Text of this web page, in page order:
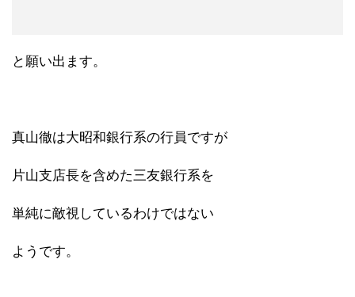
と願い出ます。
真山徹は大昭和銀行系の行員ですが
片山支店長を含めた三友銀行系を
単純に敵視しているわけではない
ようです。